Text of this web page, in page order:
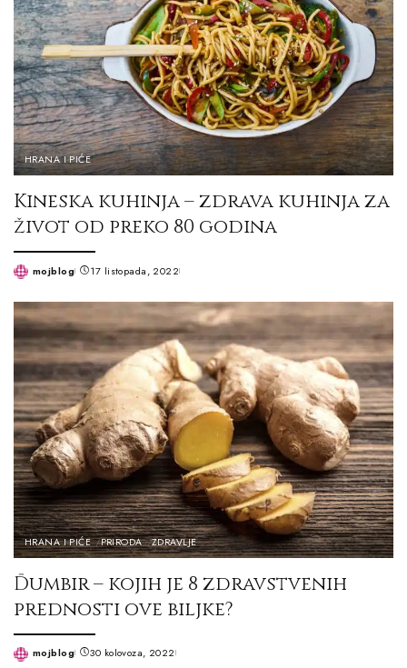
HRANA I PIĆE
Kineska kuhinja – zdrava kuhinja za
život od preko 80 godina
Postedmojblog 17 listopada, 2022
HRANA I PIĆE PRIRODA ZDRAVLJE
Đumbir – kojih je 8 zdravstvenih
prednosti ove biljke?
Postedmojblog 30 kolovoza, 2022